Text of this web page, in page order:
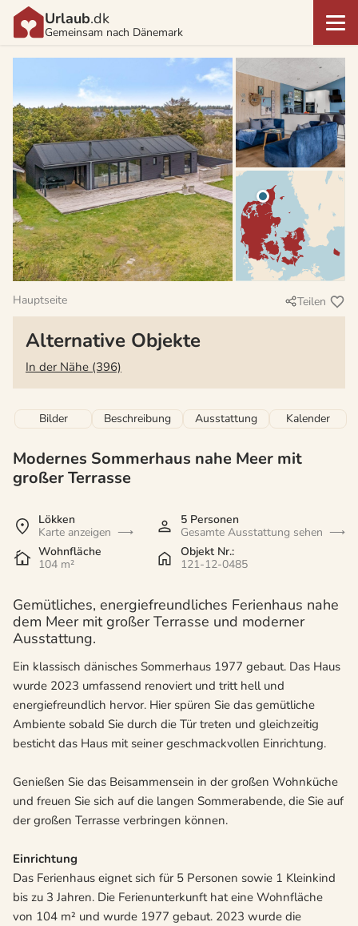
Urlaub.dk
Gemeinsam nach Dänemark
Hauptseite Teilen
Alternative Objekte
In der Nähe (396)
Bilder Beschreibung Ausstattung Kalender
Modernes Sommerhaus nahe Meer mit
großer Terrasse
Lökken
Karte anzeigen
5 Personen
Gesamte Ausstattung sehen
Wohnfläche
104 m²
Objekt Nr.:
121-12-0485
Gemütliches, energiefreundliches Ferienhaus nahe
dem Meer mit großer Terrasse und moderner
Ausstattung.
Ein klassisch dänisches Sommerhaus 1977 gebaut. Das Haus
wurde 2023 umfassend renoviert und tritt hell und
energiefreundlich hervor. Hier spüren Sie das gemütliche
Ambiente sobald Sie durch die Tür treten und gleichzeitig
besticht das Haus mit seiner geschmackvollen Einrichtung.
Genießen Sie das Beisammensein in der großen Wohnküche
und freuen Sie sich auf die langen Sommerabende, die Sie auf
der großen Terrasse verbringen können.
Einrichtung
Das Ferienhaus eignet sich für 5 Personen sowie 1 Kleinkind
bis zu 3 Jahren. Die Ferienunterkunft hat eine Wohnfläche
von 104 m² und wurde 1977 gebaut. 2023 wurde die